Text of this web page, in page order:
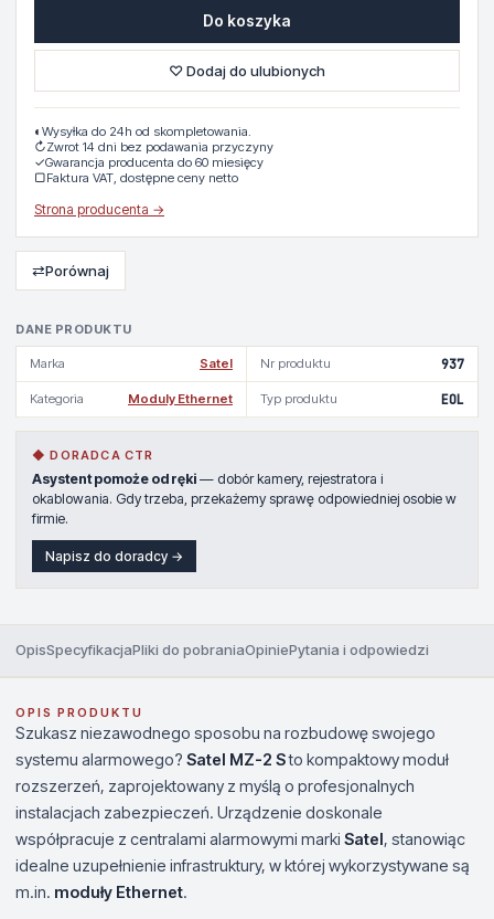
DANE PRODUKTU
Marka Satel Nr produktu 937
Kategoria Moduly Ethernet Typ produktu EOL
◆ DORADCA CTR
Asystent pomoże od ręki — dobór kamery, rejestratora i
okablowania. Gdy trzeba, przekażemy sprawę odpowiedniej osobie w
firmie.
Napisz do doradcy →
Do koszyka
♡ Dodaj do ulubionych
◐ Wysyłka do 24h od skompletowania.
↻Zwrot 14 dni bez podawania przyczyny
✓Gwarancja producenta do 60 miesięcy
▢Faktura VAT, dostępne ceny netto
Strona producenta →
⇄Porównaj
OpisSpecyfikacjaPliki do pobraniaOpiniePytania i odpowiedzi
OPIS PRODUKTU
Szukasz niezawodnego sposobu na rozbudowę swojego
systemu alarmowego? Satel MZ-2 Sto kompaktowy moduł
rozszerzeń, zaprojektowany z myślą o profesjonalnych
instalacjach zabezpieczeń. Urządzenie doskonale
współpracuje z centralami alarmowymi marki Satel, stanowiąc
idealne uzupełnienie infrastruktury, w której wykorzystywane są
m.in. moduły Ethernet.